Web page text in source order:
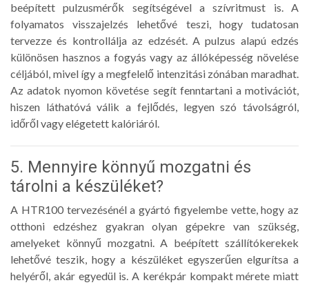
beépített pulzusmérők segítségével a szívritmust is. A
folyamatos visszajelzés lehetővé teszi, hogy tudatosan
tervezze és kontrollálja az edzését. A pulzus alapú edzés
különösen hasznos a fogyás vagy az állóképesség növelése
céljából, mivel így a megfelelő intenzitási zónában maradhat.
Az adatok nyomon követése segít fenntartani a motivációt,
hiszen láthatóvá válik a fejlődés, legyen szó távolságról,
időről vagy elégetett kalóriáról.
5. Mennyire könnyű mozgatni és
tárolni a készüléket?
A HTR100 tervezésénél a gyártó figyelembe vette, hogy az
otthoni edzéshez gyakran olyan gépekre van szükség,
amelyeket könnyű mozgatni. A beépített szállítókerekek
lehetővé teszik, hogy a készüléket egyszerűen elgurítsa a
helyéről, akár egyedül is. A kerékpár kompakt mérete miatt